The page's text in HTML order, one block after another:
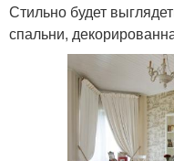
Стильно будет
спальни,